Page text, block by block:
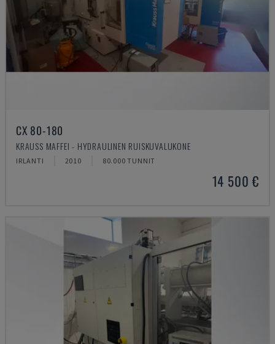
CX 80-180
KRAUSS MAFFEI - HYDRAULINEN RUISKUVALUKONE
IRLANTI 2010 80.000 TUNNIT
14 500 €